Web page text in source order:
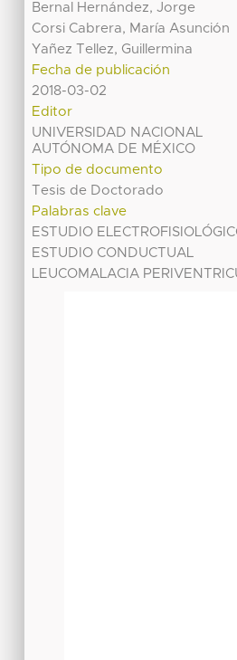
Bernal Hernández, Jorge
Corsi Cabrera, María Asunción
Yañez Tellez, Guillermina
Fecha de publicación
2018-03-02
Editor
UNIVERSIDAD NACIONAL
AUTÓNOMA DE MÉXICO
Tipo de documento
Tesis de Doctorado
Palabras clave
ESTUDIO
ESTUDIO CONDUCTUAL
LEUCOMALACIA